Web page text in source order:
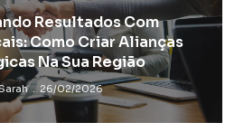
Resultados Com
Como Criar Alianças
Na Sua Região
26/02/2026